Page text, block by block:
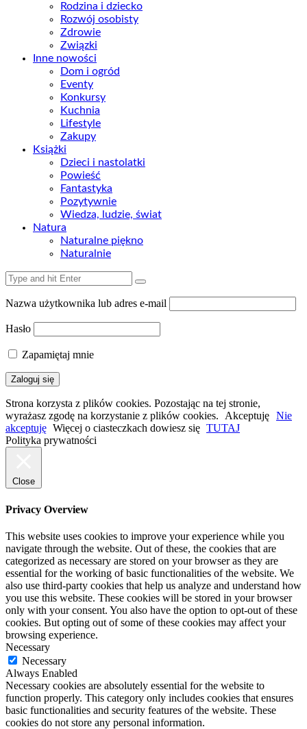
Rodzina i dziecko
Rozwój osobisty
Zdrowie
Związki
Inne nowości
Dom i ogród
Eventy
Konkursy
Kuchnia
Lifestyle
Zakupy
Książki
Dzieci i nastolatki
Powieść
Fantastyka
Pozytywnie
Wiedza, ludzie, świat
Natura
Naturalne piękno
Naturalnie
Nazwa użytkownika lub adres e-mail
Hasło
Zapamiętaj mnie
Strona korzysta z plików cookies. Pozostając na tej stronie,
wyrażasz zgodę na korzystanie z plików cookies.
Akceptuję Nie
akceptuję Więcej o ciasteczkach dowiesz się TUTAJ
Polityka prywatności
Close
Privacy Overview
This website uses cookies to improve your experience while you
navigate through the website. Out of these, the cookies that are
categorized as necessary are stored on your browser as they are
essential for the working of basic functionalities of the website. We
also use third-party cookies that help us analyze and understand how
you use this website. These cookies will be stored in your browser
only with your consent. You also have the option to opt-out of these
cookies. But opting out of some of these cookies may affect your
browsing experience.
Necessary
Necessary
Always Enabled
Necessary cookies are absolutely essential for the website to
function properly. This category only includes cookies that ensures
basic functionalities and security features of the website. These
cookies do not store any personal information.